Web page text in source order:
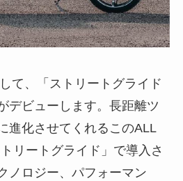
て、「ストリートグライド
デビューします。長距離ツ
進化させてくれるこのALL
リートグライド」で導入さ
ノロジー、パフォーマン